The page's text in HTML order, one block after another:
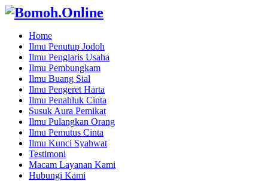
Home
Ilmu Penutup Jodoh
Ilmu Penglaris Usaha
Ilmu Pembungkam
Ilmu Buang Sial
Ilmu Pengeret Harta
Ilmu Penahluk Cinta
Susuk Aura Pemikat
Ilmu Pulangkan Orang
Ilmu Pemutus Cinta
Ilmu Kunci Syahwat
Testimoni
Macam Layanan Kami
Hubungi Kami